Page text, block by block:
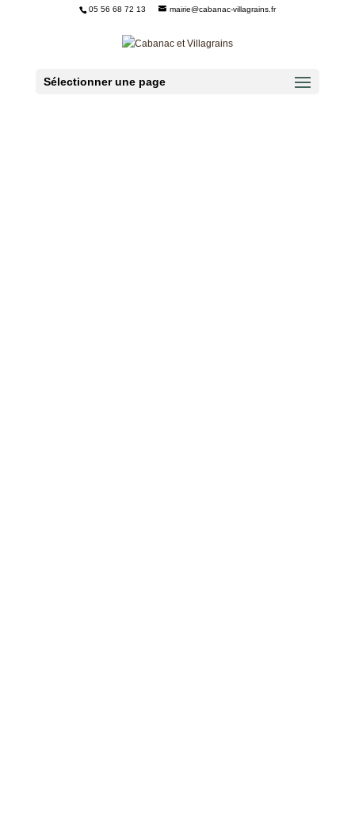
05 56 68 72 13 mairie@cabanac-villagrains.fr
Sélectionner une page